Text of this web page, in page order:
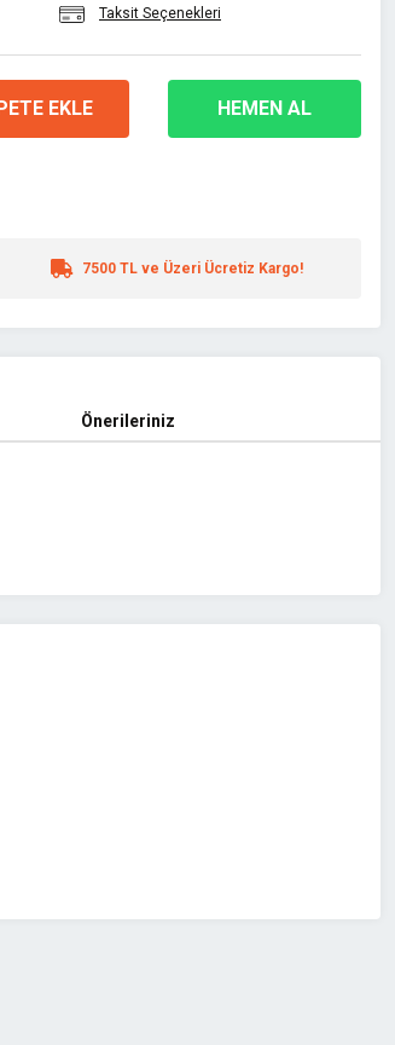
Taksit Seçenekleri
EKLE HEMEN AL
7500 TL ve Üzeri Ücretiz Kargo!
Önerileriniz